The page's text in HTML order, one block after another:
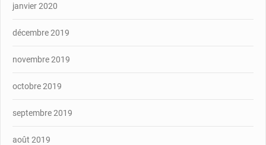
janvier 2020
décembre 2019
novembre 2019
octobre 2019
septembre 2019
août 2019